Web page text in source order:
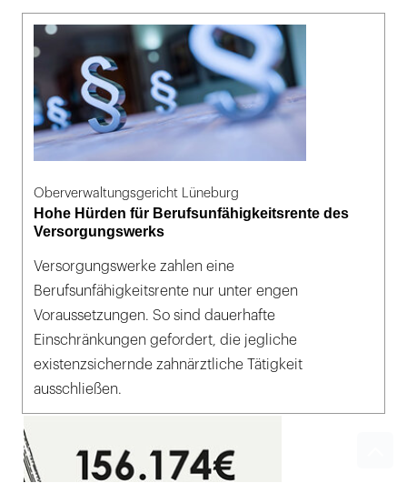
Oberverwaltungsgericht Lüneburg
Hohe Hürden für Berufsunfähigkeitsrente des
Versorgungswerks
Versorgungswerke zahlen eine
Berufsunfähigkeitsrente nur unter engen
Voraussetzungen. So sind dauerhafte
Einschränkungen gefordert, die jegliche
existenzsichernde zahnärztliche Tätigkeit
ausschließen.